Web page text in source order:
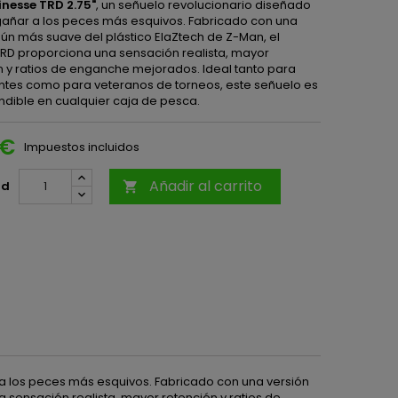
TRD 2.75", un señuelo revolucionario diseñado
a los peces más esquivos. Fabricado con una
más suave del plástico ElaZtech de Z-Man, el
proporciona una sensación realista, mayor
y ratios de enganche mejorados. Ideal tanto para
como para veteranos de torneos, este señuelo es
en cualquier caja de pesca.
Impuestos incluidos
 Añadir al carrito
peces más esquivos. Fabricado con una versión